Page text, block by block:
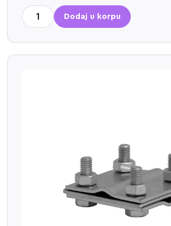
Dodaj u korpu